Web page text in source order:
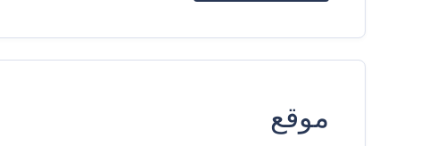
موقع